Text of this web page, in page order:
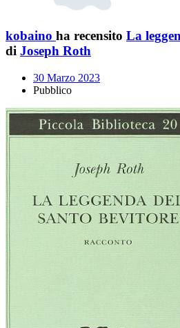
kobaino ha recensito La
di Joseph Roth
30 Marzo 2023
Pubblico